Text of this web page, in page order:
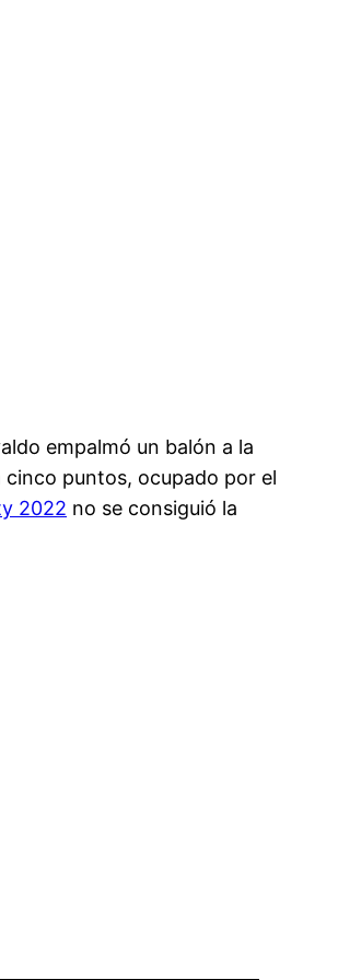
empalmó un balón a la
puntos, ocupado por el
2022 no se consiguió la